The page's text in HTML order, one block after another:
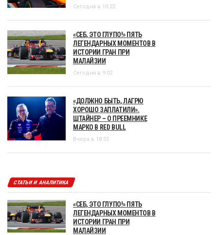
Сегодня в 10:22
«СЕБ, ЭТО ГЛУПО!» ПЯТЬ
ЛЕГЕНДАРНЫХ МОМЕНТОВ В
ИСТОРИИ ГРАН ПРИ
МАЛАЙЗИИ
Сегодня в 9:02
«ДОЛЖНО БЫТЬ, ЛАГРЮ
ХОРОШО ЗАПЛАТИЛИ».
ШТАЙНЕР – О ПРЕЕМНИКЕ
МАРКО В RED BULL
Вчера в 18:55
СТАТЬИ И АНАЛИТИКА
«СЕБ, ЭТО ГЛУПО!» ПЯТЬ
ЛЕГЕНДАРНЫХ МОМЕНТОВ В
ИСТОРИИ ГРАН ПРИ
МАЛАЙЗИИ